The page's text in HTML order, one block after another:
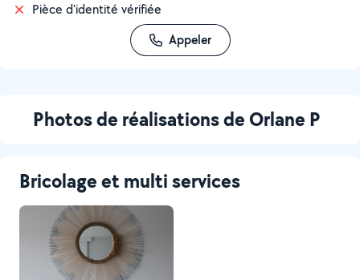
Pièce d'identité vérifiée
Appeler
Photos de réalisations de Orlane P
Bricolage et multi services